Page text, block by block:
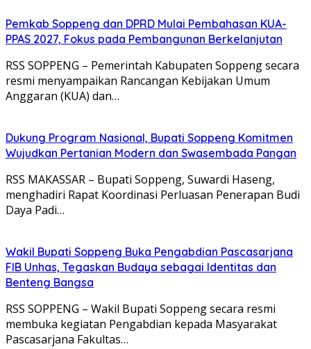
Pemkab Soppeng dan DPRD Mulai Pembahasan KUA-
PPAS 2027, Fokus pada Pembangunan Berkelanjutan
RSS SOPPENG – Pemerintah Kabupaten Soppeng secara
resmi menyampaikan Rancangan Kebijakan Umum
Anggaran (KUA) dan…
Dukung Program Nasional, Bupati Soppeng Komitmen
Wujudkan Pertanian Modern dan Swasembada Pangan
RSS MAKASSAR – Bupati Soppeng, Suwardi Haseng,
menghadiri Rapat Koordinasi Perluasan Penerapan Budi
Daya Padi…
Wakil Bupati Soppeng Buka Pengabdian Pascasarjana
FIB Unhas, Tegaskan Budaya sebagai Identitas dan
Benteng Bangsa
RSS SOPPENG – Wakil Bupati Soppeng secara resmi
membuka kegiatan Pengabdian kepada Masyarakat
Pascasarjana Fakultas…